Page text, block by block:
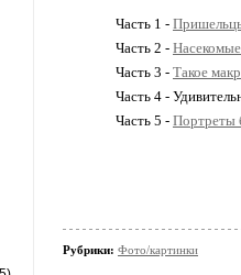
Часть 1 -
Часть 2 -
Часть 3 - Такое
Часть 4 -
Часть 5 - Портреты
Рубрики: Фото/картинки